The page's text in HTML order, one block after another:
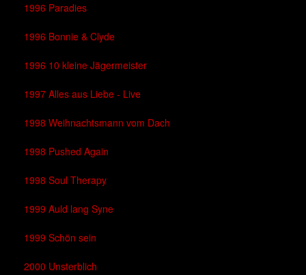
1996 Paradies
1996 Bonnie & Clyde
1996 10 kleine Jägermeister
1997 Alles aus Liebe - Live
1998 Weihnachtsmann vom Dach
1998 Pushed Again
1998 Soul Therapy
1999 Auld lang Syne
1999 Schön sein
2000 Unsterblich